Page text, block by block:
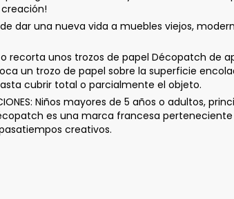
dar una nueva vida a muebles viejos,
o recorta unos trozos de papel Décopatch
un trozo de papel sobre la superficie
cubrir total o parcialmente el objeto.
Niños mayores de 5 años o
es una marca francesa
creativos.